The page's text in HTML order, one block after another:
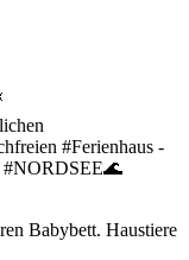
#Ferienhaus -
#NORDSEE🌊
Babybett. Haustiere